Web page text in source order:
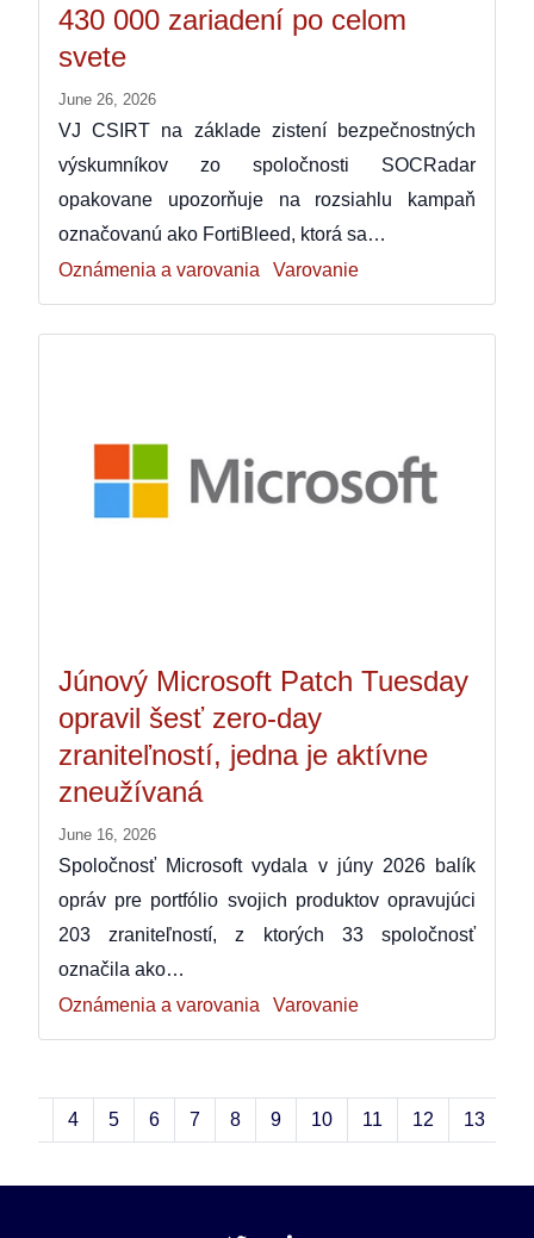
430 000 zariadení po celom
svete
June 26, 2026
VJ CSIRT na základe zistení bezpečnostných
výskumníkov zo spoločnosti SOCRadar
opakovane upozorňuje na rozsiahlu kampaň
označovanú ako FortiBleed, ktorá sa…
Oznámenia a varovania
Varovanie
Júnový Microsoft Patch Tuesday
opravil šesť zero-day
zraniteľností, jedna je aktívne
zneužívaná
June 16, 2026
Spoločnosť Microsoft vydala v júny 2026 balík
opráv pre portfólio svojich produktov opravujúci
203 zraniteľností, z ktorých 33 spoločnosť
označila ako…
Oznámenia a varovania
Varovanie
4 5 6 7 8 9 10 11 12 13